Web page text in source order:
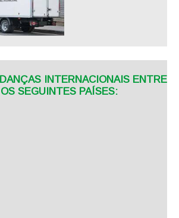
INTERNACIONAIS ENTRE
SEGUINTES PAÍSES: